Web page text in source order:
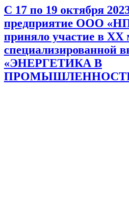
С 17 по 19 октября
предприятие ООО
приняло участие в XX
специализированной
«ЭНЕРГЕТИКА В
ПРОМЫШЛЕННОСТИ